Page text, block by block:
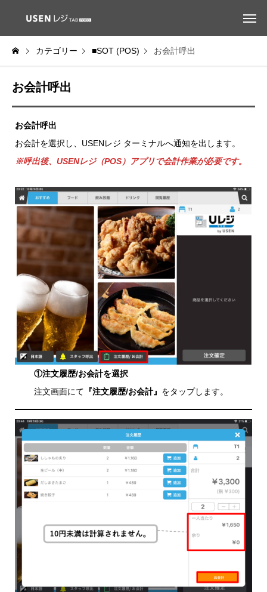
カテゴリー ■SOT (POS) お会計呼出
お会計呼出
お会計呼出
お会計を選択し、USENレジ ターミナルへ通知を出します。
※呼出後、USENレジ（POS）アプリで会計作業が必要です。
①注文履歴/お会計を選択
注文画面にて 『注文履歴/お会計』 をタップします。